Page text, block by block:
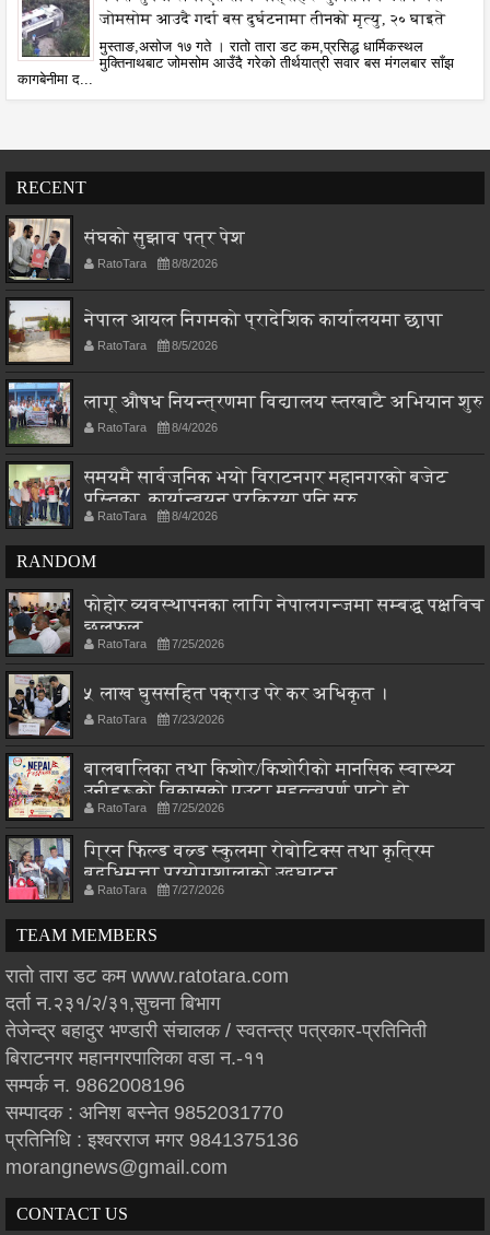
जोमसोम आउदै गर्दा बस दुर्घटनामा तीनको मृत्यु, २० घाइते
मुस्ताङ,असोज १७ गते । रातो तारा डट कम,प्रसिद्ध धार्मिकस्थल
मुक्तिनाथबाट जोमसोम आउँदै गरेको तीर्थयात्री सवार बस मंगलबार साँझ
कागबेनीमा द...
RECENT
संघको सुझाव पत्र पेश
RatoTara 8/8/2026
नेपाल आयल निगमको प्रादेशिक कार्यालयमा छापा
RatoTara 8/5/2026
लागू औषध नियन्त्रणमा विद्यालय स्तरबाटै अभियान शुरु
RatoTara 8/4/2026
समयमै सार्वजनिक भयो विराटनगर महानगरको बजेट
पुस्तिका, कार्यान्वयन प्रक्रिया पनि सुरु
RatoTara 8/4/2026
RANDOM
फोहोर व्यवस्थापनका लागि नेपालगन्जमा सम्बद्ध पक्षविच
छलफल
RatoTara 7/25/2026
५ लाख घुससहित पक्राउ परे कर अधिकृत ।
RatoTara 7/23/2026
बालबालिका तथा किशोर/किशोरीको मानसिक स्वास्थ्य
उनीहरूको विकासको एउटा महत्त्वपूर्ण पाटो हो
RatoTara 7/25/2026
ग्रिन फिल्ड वल्र्ड स्कुलमा रोबोटिक्स तथा कृत्रिम
बुद्धिमत्ता प्रयोगशालाको उद्घाटन
RatoTara 7/27/2026
TEAM MEMBERS
रातो तारा डट कम www.ratotara.com
दर्ता न.२३१/२/३१,सुचना बिभाग
तेजेन्द्र बहादुर भण्डारी संचालक / स्वतन्त्र पत्रकार-प्रतिनिती
बिराटनगर महानगरपालिका वडा न.-११
सम्पर्क न. 9862008196
सम्पादक : अनिश बस्नेत 9852031770
प्रतिनिधि : इश्वरराज मगर 9841375136
morangnews@gmail.com
CONTACT US